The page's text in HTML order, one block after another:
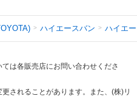
ハイエースバン ハイエ
は各販売店にお問い合わせくださ
されることがあります。また、(株)リ